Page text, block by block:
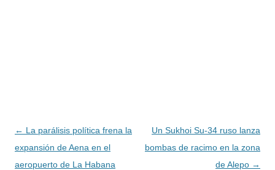
Navegación
de
entradas
← La parálisis política frena la
expansión de Aena en el
aeropuerto de La Habana
Un Sukhoi Su-34 ruso lanza
bombas de racimo en la zona
de Alepo →